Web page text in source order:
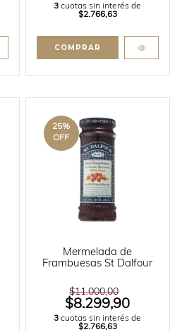
3 cuotas sin interés de
$2.766,63
25%
OFF
Mermelada de
Frambuesas St Dalfour
$11.000,00
$8.299,90
3 cuotas sin interés de
$2.766,63